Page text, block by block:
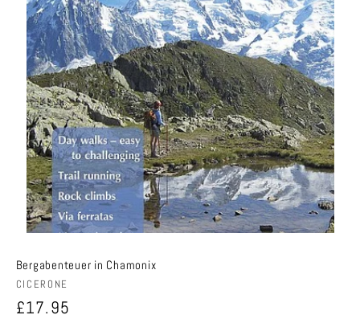
Bergabenteuer in Chamonix
Anbieter:
CICERONE
Normaler
£17.95